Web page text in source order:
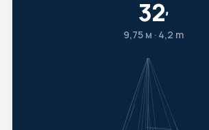
32′
9,75 м · 4,2 т